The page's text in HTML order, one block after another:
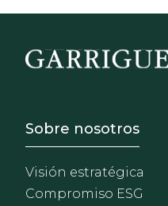
Footer -
Sobre nosotros
Visión estratégica
Compromiso ESG